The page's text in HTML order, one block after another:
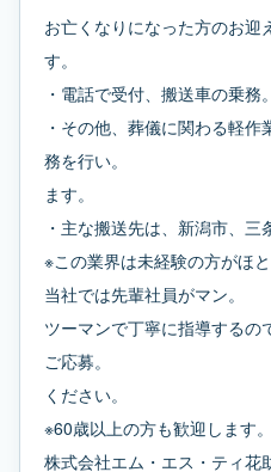
お亡くなりになった方のお迎
す。
・電話で受付、搬送車の乗務。
・その他、葬儀に関わる軽
務を行い。
ます。
・主な搬送先は、新潟市、三
※この業界は未経験の方がほと
当社では先輩社員がマン。
ツーマンで丁寧に指導するの
ご応募。
ください。
※60歳以上の方も歓迎します。
株式会社エム・エス・ティ花